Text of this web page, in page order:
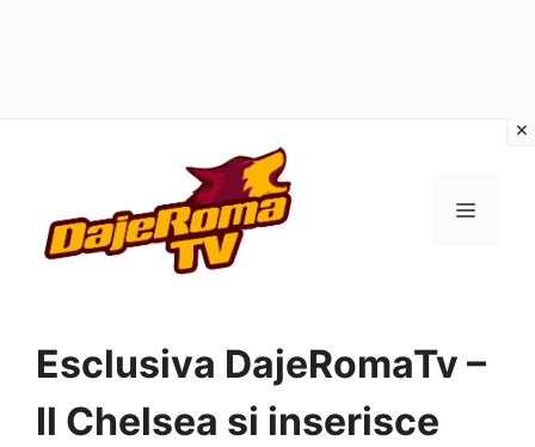
contenuto
MENU
Esclusiva DajeRomaTv –
Il Chelsea si inserisce